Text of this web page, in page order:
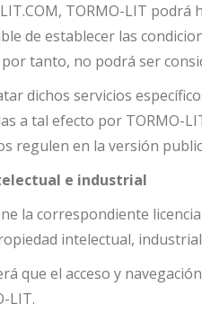
TORMO-LIT
de establecer las
tanto, no podrá ser
dichos servicios
a tal efecto por TORMO-
regulen en la versión
e industrial
la correspondiente
intelectual,
que el acceso y
LIT.